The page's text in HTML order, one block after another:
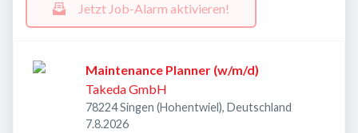
Jetzt Job-Alarm aktivieren!
Maintenance Planner (w/m/d)
Takeda GmbH
78224 Singen (Hohentwiel), Deutschland
Veröffentlicht
7.8.2026